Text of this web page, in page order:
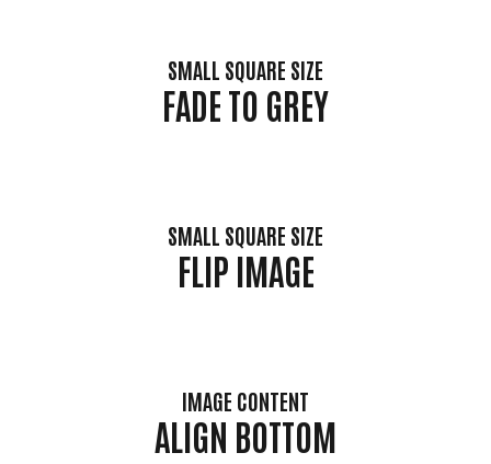
SMALL SQUARE SIZE
FADE TO GREY
SMALL SQUARE SIZE
FLIP IMAGE
IMAGE CONTENT
ALIGN BOTTOM